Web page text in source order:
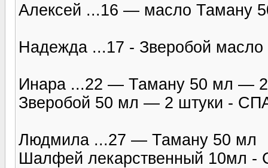
Алексей ...16 — масло Таману
Надежда ...17 - Зверобой
Инара ...22 — Таману 50 мл —
Зверобой 50 мл — 2 штуки -
Людмила ...27 — Таману 50 мл
Шалфей лекарственный 10мл